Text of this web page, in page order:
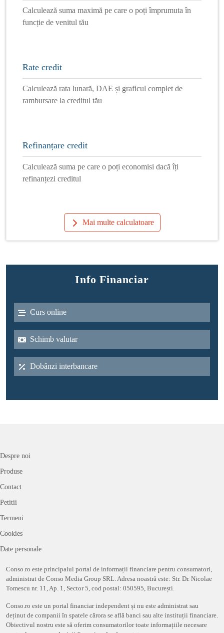
Calculează suma maximă pe care o poți împrumuta în
funcție de venitul tău
Rate credit
Calculează rata lunară, DAE și graficul complet de
rambursare la creditul tău
Refinanțare credit
Calculează suma pe care o poți economisi dacă îți
refinanțezi creditul
Mai multe calculatoare
Info Financiar
Curs online
Schimb valutar
Dobânzi interbancare
Despre noi
Produse
Contact
Petitii
Termeni
Cookies
Date personale
Conso.ro este principalul portal de informații financiare pentru consumatori,
administrat de Conso Media Group SRL. Adresa noastră este: Str. Dr. Nicolae
Tomescu nr. 11, Ap. 1, Sector 5, cod postal: 050595, București.
Conso.ro este un portal financiar independent și nu este administrat sau
deținut de companii în spatele cărora se află banci sau alte instituții financiare.
Obiectivul nostru este să oferim consumatorilor toate informațiile necesare